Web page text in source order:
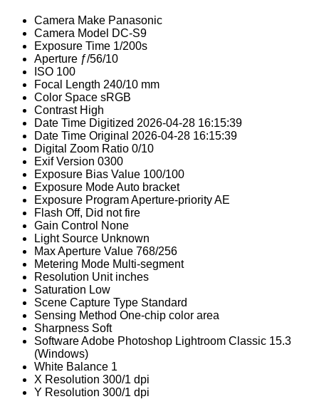
Camera Make Panasonic
Camera Model DC-S9
Exposure Time 1/200s
Aperture ƒ/56/10
ISO 100
Focal Length 240/10 mm
Color Space sRGB
Contrast High
Date Time Digitized 2026-04-28 16:15:39
Date Time Original 2026-04-28 16:15:39
Digital Zoom Ratio 0/10
Exif Version 0300
Exposure Bias Value 100/100
Exposure ModeAuto bracket
Exposure ProgramAperture-priority AE
Flash Off, Did not fire
Gain Control None
Light Source Unknown
Max Aperture Value 768/256
Metering Mode Multi-segment
Resolution Unit inches
Saturation Low
Scene Capture Type Standard
Sensing Method One-chip color area
Sharpness Soft
SoftwareAdobe Photoshop Lightroom Classic 15.3
(Windows)
White Balance 1
X Resolution 300/1 dpi
Y Resolution 300/1 dpi